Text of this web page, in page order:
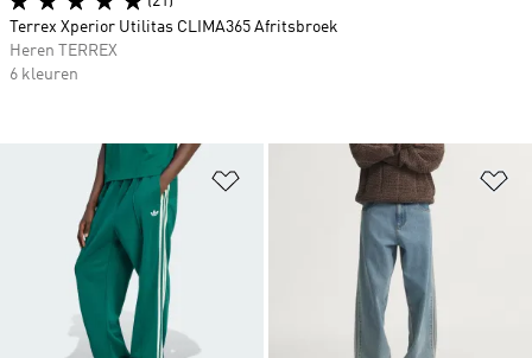
Op verlanglijst zetten
Terrex Xperior Utilitas CLIMA365 Afritsbroek
Heren TERREX
6 kleuren